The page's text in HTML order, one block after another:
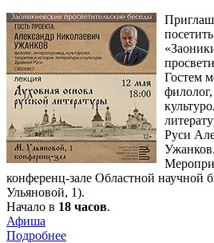
Гостем
Руси
Ужанков.
конференц-зале Областной научной
Ульяновой, 1).
Начало в 18 часов.
Афиша
Подробнее